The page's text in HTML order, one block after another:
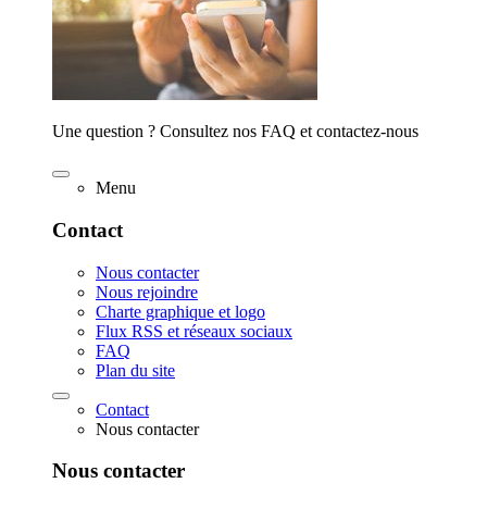
Une question ? Consultez nos FAQ et contactez-nous
Menu
Contact
Nous contacter
Nous rejoindre
Charte graphique et logo
Flux RSS et réseaux sociaux
FAQ
Plan du site
Contact
Nous contacter
Nous contacter